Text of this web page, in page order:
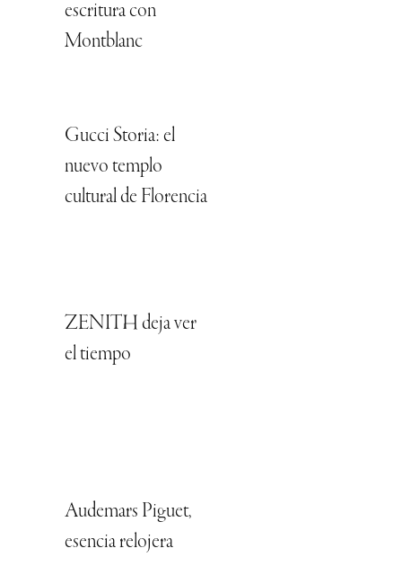
escritura con
Montblanc
Gucci Storia: el
nuevo templo
cultural de Florencia
ZENITH deja ver
el tiempo
Audemars Piguet,
esencia relojera